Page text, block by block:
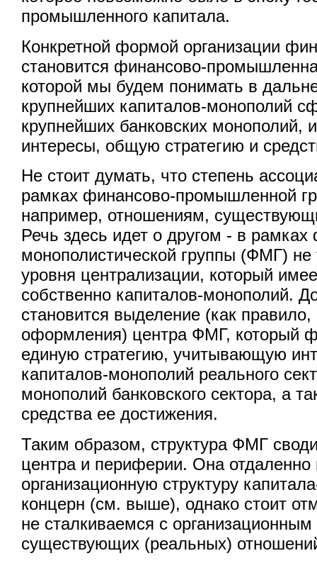
промышленного капитала.
Конкретной формой организации
становится финансово-
которой мы будем понимать в
крупнейших капиталов-монополий
крупнейших банковских
интересы, общую стратегию и
Не стоит думать, что степень
рамках финансово-промышленной
например, отношениям,
Речь здесь идет о другом - в
монополистической группы (ФМГ) не
уровня централизации, который
собственно капиталов-монополий.
становится выделение (как правило,
оформления) центра ФМГ, который
единую стратегию, учитывающую
капиталов-монополий реального
монополий банковского сектора, а
средства ее достижения.
Таким образом, структура ФМГ
центра и периферии. Она отдаленно
организационную структуру
концерн (см. выше), однако стоит
не сталкиваемся с
существующих (реальных)